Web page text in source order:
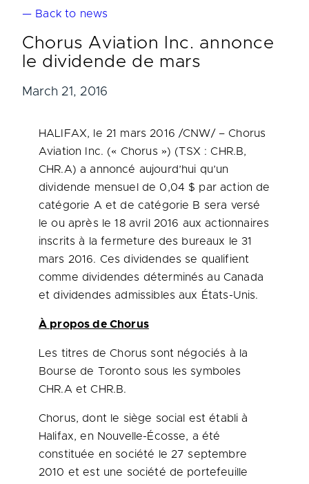
— Back to news
Chorus Aviation Inc. annonce
le dividende de mars
March 21, 2016
HALIFAX, le 21 mars 2016 /CNW/ – Chorus
Aviation Inc. (« Chorus ») (TSX : CHR.B,
CHR.A) a annoncé aujourd’hui qu’un
dividende mensuel de 0,04 $ par action de
catégorie A et de catégorie B sera versé
le ou après le 18 avril 2016 aux actionnaires
inscrits à la fermeture des bureaux le 31
mars 2016. Ces dividendes se qualifient
comme dividendes déterminés au Canada
et dividendes admissibles aux États-Unis.
À propos de Chorus
Les titres de Chorus sont négociés à la
Bourse de Torontosous les symboles
CHR.A et CHR.B.
Chorus, dont le siège social est établi à
Halifax, en Nouvelle-Écosse, a été
constituée en société le 27 septembre
2010 et est une société de portefeuille